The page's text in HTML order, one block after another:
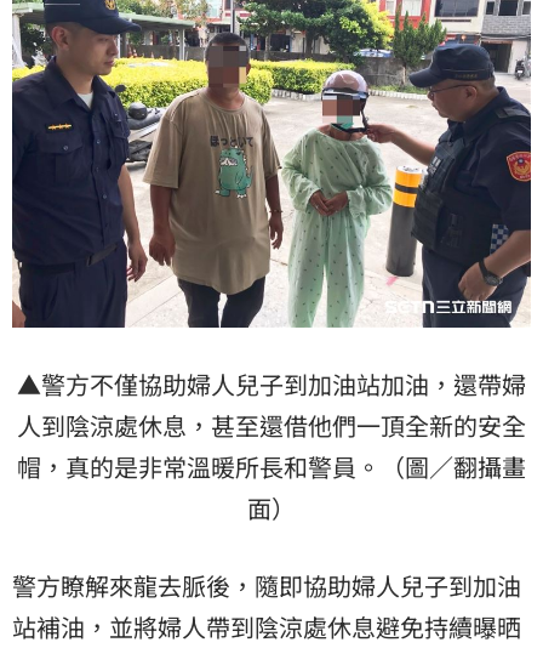
▲警方不僅協助婦人兒子到加油站加油，還帶婦
人到陰涼處休息，甚至還借他們一頂全新的安全
帽 ，真的是非常溫暖所長和警員。（圖／翻攝畫
面）
警方瞭解來龍去脈後，隨即協助婦人兒子到加油
站補油，並將婦人帶到陰涼處休息避免持續曝晒